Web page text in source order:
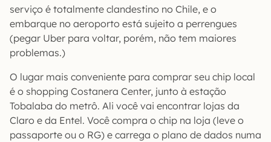
serviço é totalmente clandestino no Chile, e o
embarque no aeroporto está sujeito a perrengues
(pegar Uber para voltar, porém, não tem maiores
problemas.)
O lugar mais conveniente para comprar seu chip local
é o shopping Costanera Center, junto à estação
Tobalaba do metrô. Ali você vai encontrar lojas da
Claro e da Entel. Você compra o chip na loja (leve o
passaporte ou o RG) e carrega o plano de dados numa